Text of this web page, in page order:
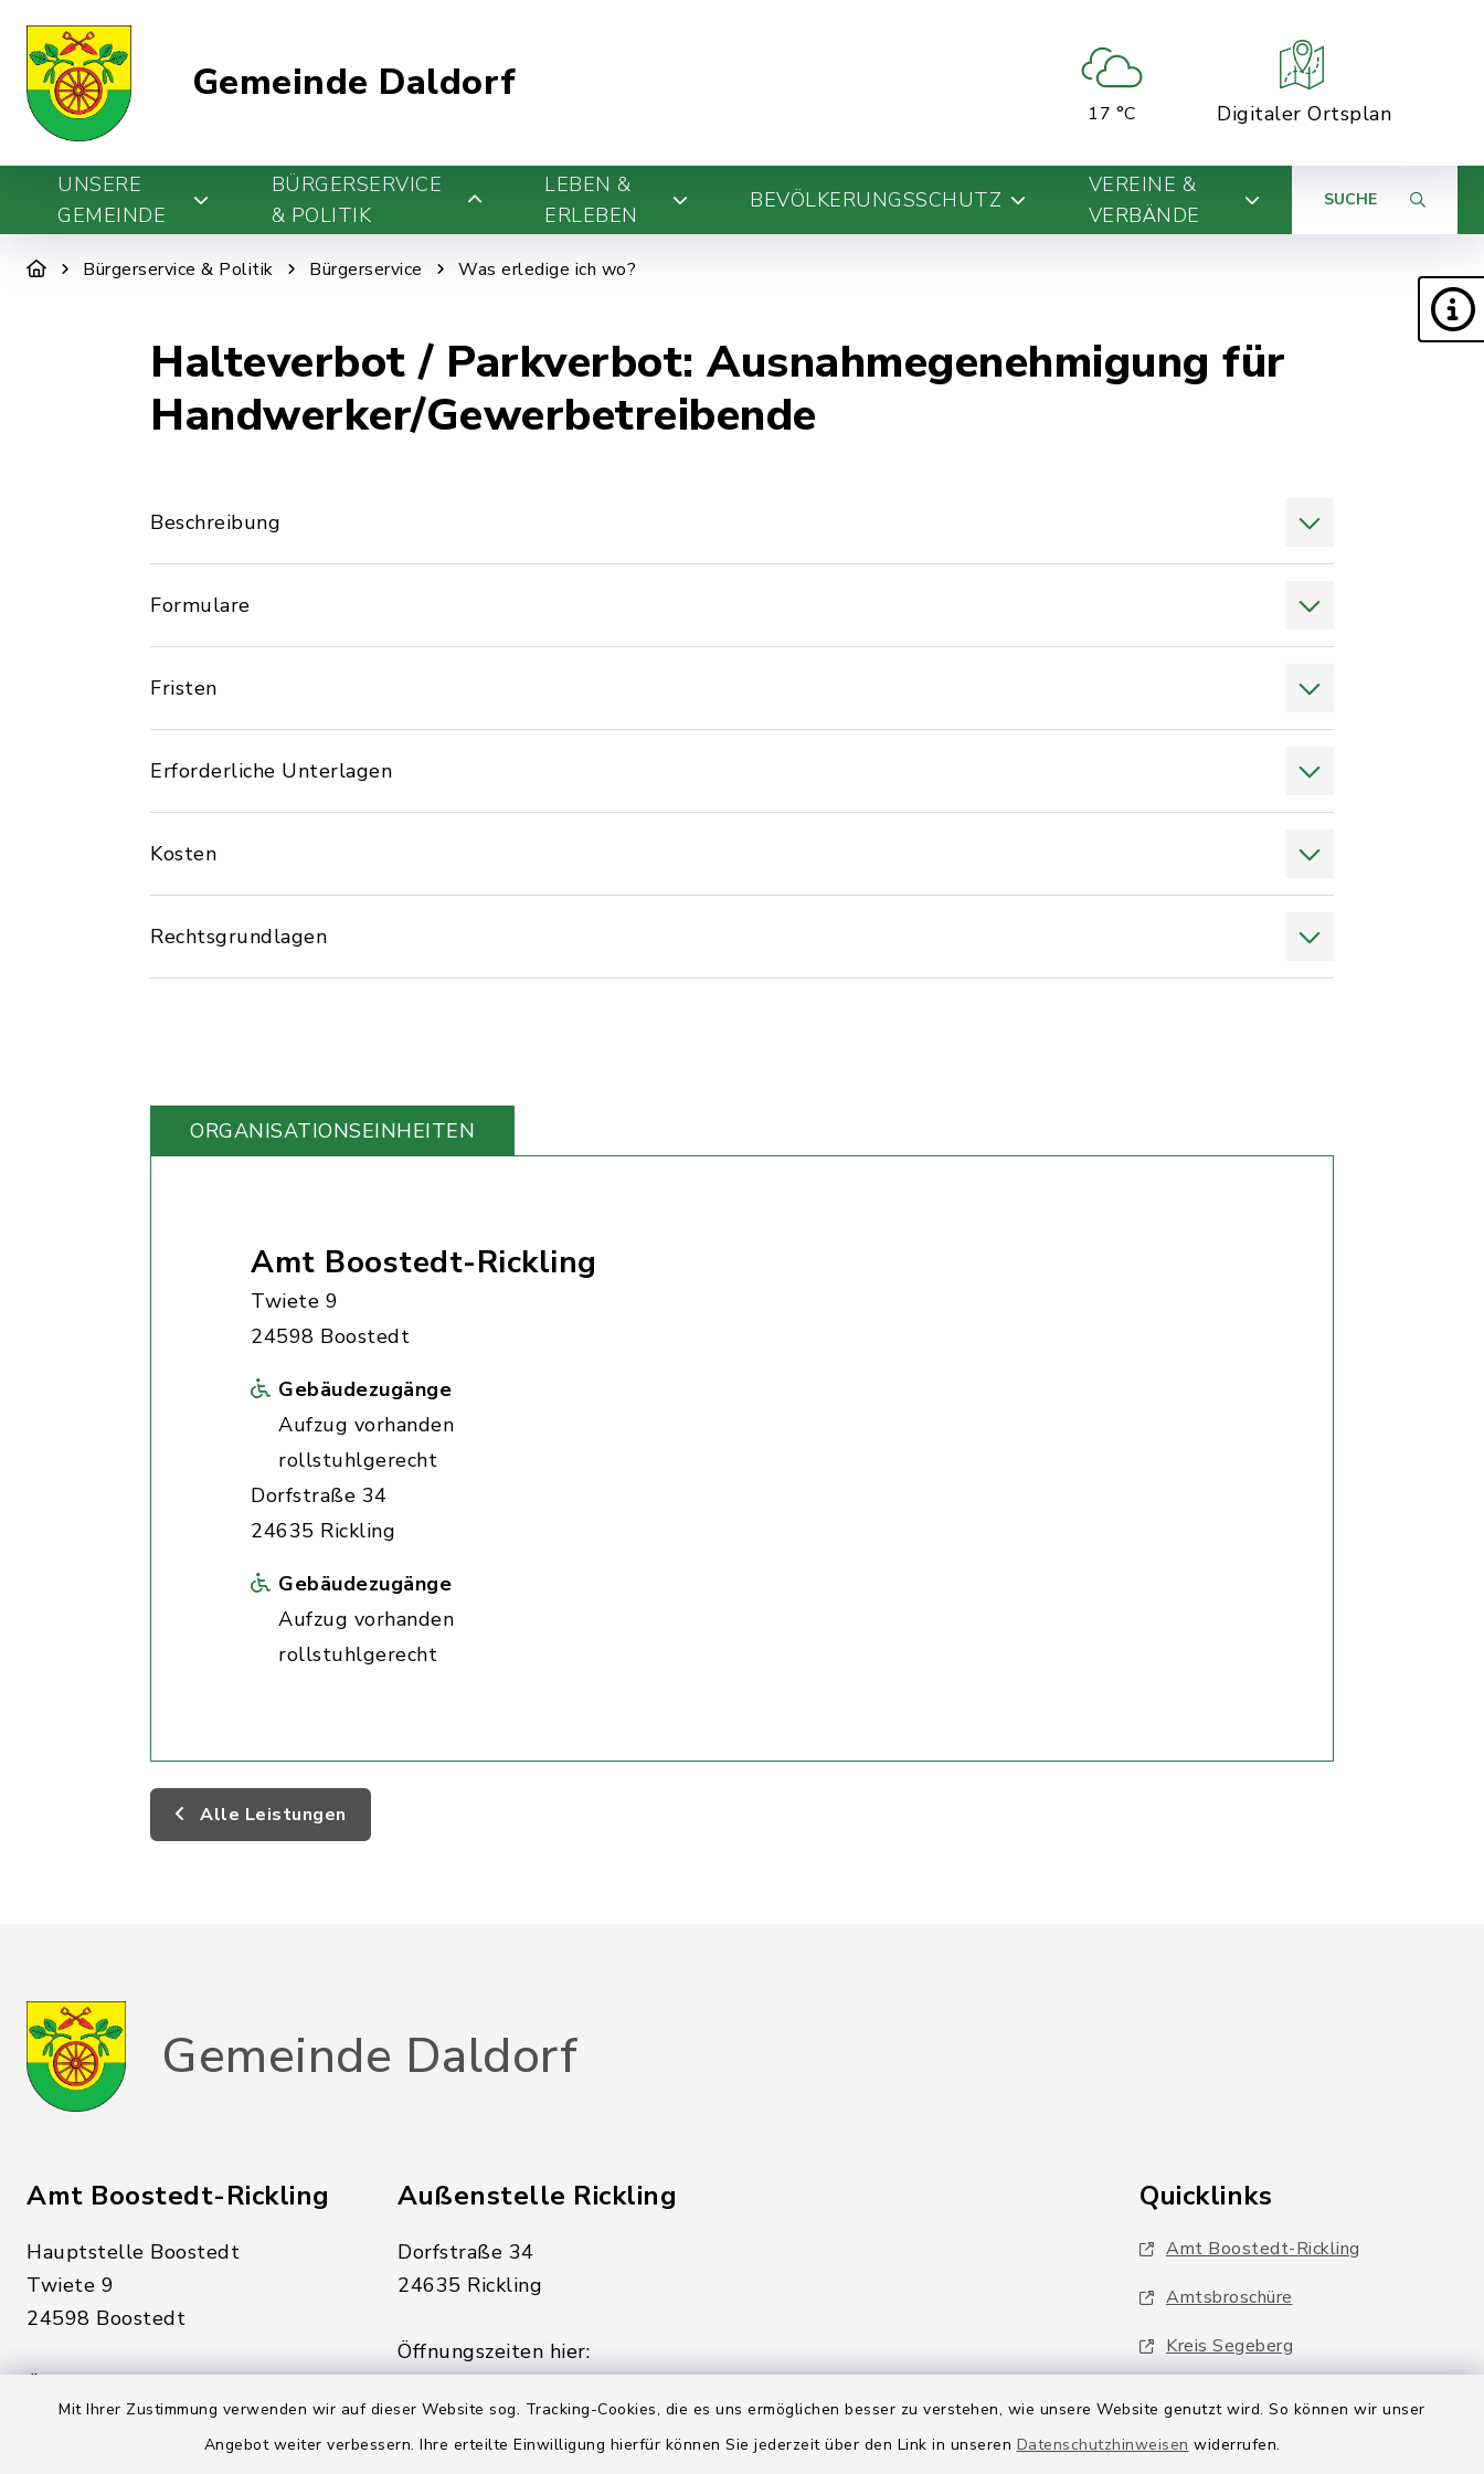
Mit Ihrer Zustimmung verwenden wir auf dieser Website sog. Tracking-Cookies, die es uns ermöglichen besser zu verstehen, wie unsere Website genutzt wird. So können wir unser
Angebot weiter verbessern. Ihre erteilte Einwilligung hierfür können Sie jederzeit über den Link in unseren Datenschutzhinweisen widerrufen.
Gemeinde Daldorf
17 °C Digitaler Ortsplan
UNSERE
GEMEINDE
BÜRGERSERVICE
& POLITIK
LEBEN &
ERLEBEN
BEVÖLKERUNGSSCHUTZ
VEREINE &
VERBÄNDE
SUCHE
Bürgerservice & Politik Bürgerservice Was erledige ich wo?
Halteverbot / Parkverbot: Ausnahmegenehmigung für
Handwerker/Gewerbetreibende
Beschreibung
Formulare
Fristen
Erforderliche Unterlagen
Kosten
Rechtsgrundlagen
ORGANISATIONS­EINHEITEN
Amt Boostedt-Rickling
Twiete 9
24598 Boostedt
Gebäudezugänge
Aufzug vorhanden
rollstuhlgerecht
Dorfstraße 34
24635 Rickling
Gebäudezugänge
Aufzug vorhanden
rollstuhlgerecht
Alle Leistungen
Gemeinde Daldorf
Amt Boostedt-Rickling
Hauptstelle Boostedt
Twiete 9
24598 Boostedt
Montag, Dienstag, Donnerstag,
Außenstelle Rickling
Dorfstraße 34
24635 Rickling
Öffnungszeiten hier:
Freitag:
08:00 - 12:00 Uhr
Quicklinks
Amt Boostedt-Rickling
Amtsbroschüre
Kreis Segeberg